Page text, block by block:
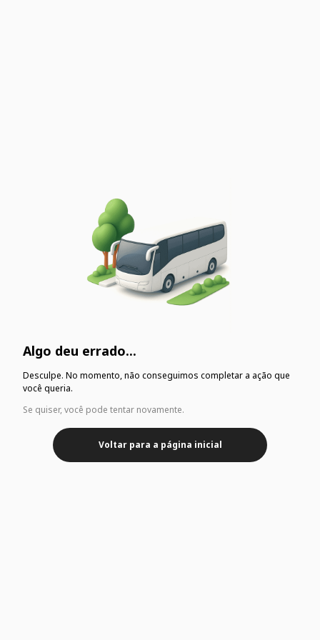
Algo deu errado...
Desculpe. No momento, não conseguimos completar a ação que
você queria.
Se quiser, você pode tentar novamente.
Voltar para a página inicial